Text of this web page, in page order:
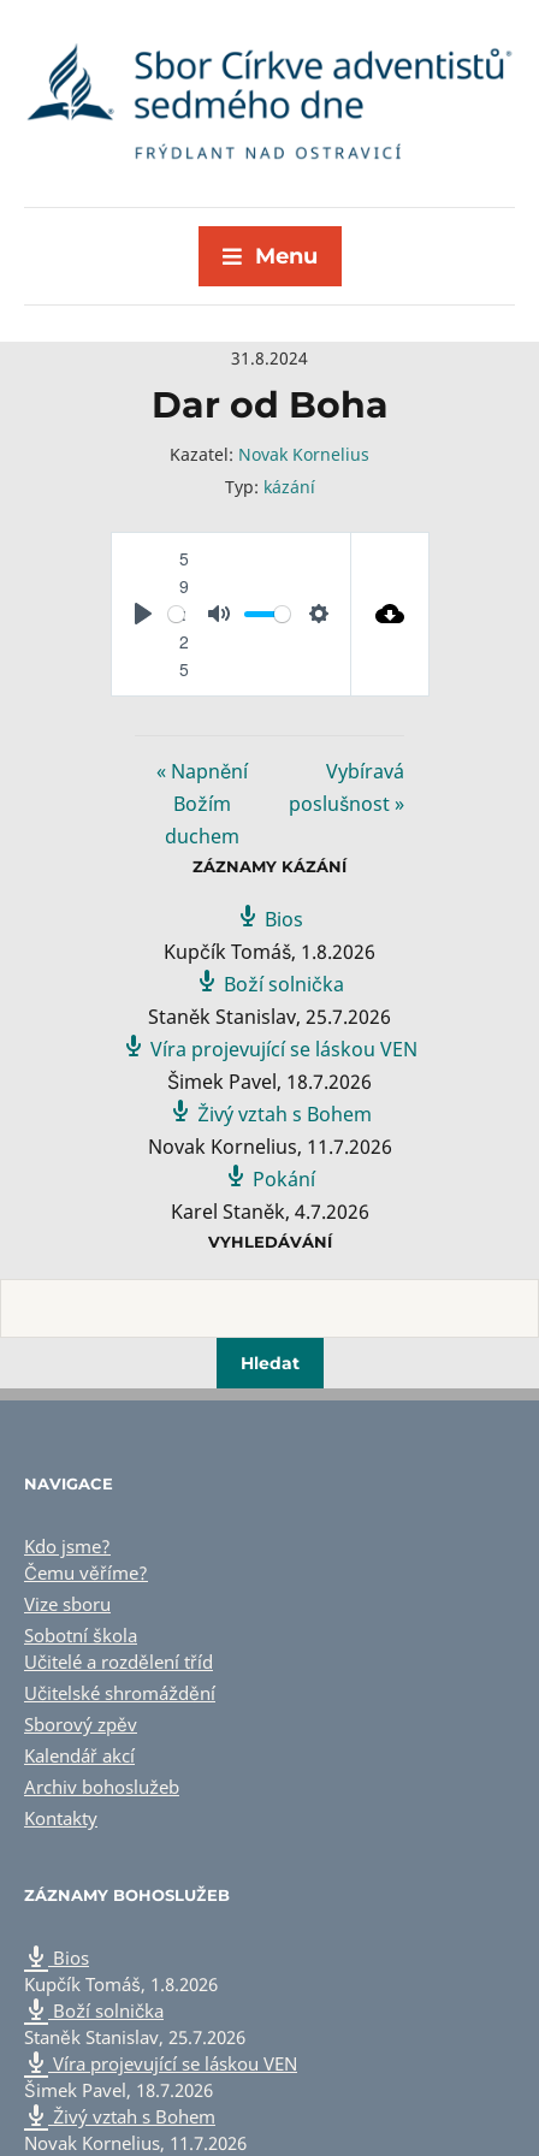
Menu
31.8.2024
Dar od Boha
Kazatel: Novak Kornelius
Typ: kázání
P
5
9
:
2
5
M
S
g
« Napnění
Božím
duchem
Vybíravá
poslušnost »
ZÁZNAMY KÁZÁNÍ
Bios
Kupčík Tomáš, 1.8.2026
Boží solnička
Staněk Stanislav, 25.7.2026
Víra projevující se láskou VEN
Šimek Pavel, 18.7.2026
Živý vztah s Bohem
Novak Kornelius, 11.7.2026
Pokání
Karel Staněk, 4.7.2026
VYHLEDÁVÁNÍ
NAVIGACE
Kdo jsme?
Čemu věříme?
Vize sboru
Sobotní škola
Učitelé a rozdělení tříd
Učitelské shromáždění
Sborový zpěv
Kalendář akcí
Archiv bohoslužeb
Kontakty
ZÁZNAMY BOHOSLUŽEB
Bios
Kupčík Tomáš, 1.8.2026
Boží solnička
Staněk Stanislav, 25.7.2026
Víra projevující se láskou VEN
Šimek Pavel, 18.7.2026
Živý vztah s Bohem
Novak Kornelius, 11.7.2026